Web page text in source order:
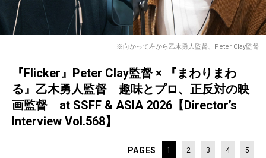
※向かって左から乙木勇人監督、Peter Clay監督
『Flicker』Peter Clay監督 × 『まわりまわ
る』乙木勇人監督 趣味とプロ、正反対の映
画監督 at SSFF & ASIA 2026【Director’s
Interview Vol.568】
PAGES 1 2 3 4 5